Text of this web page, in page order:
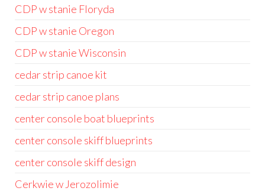
CDP w stanie Floryda
CDP w stanie Oregon
CDP w stanie Wisconsin
cedar strip canoe kit
cedar strip canoe plans
center console boat blueprints
center console skiff blueprints
center console skiff design
Cerkwie w Jerozolimie